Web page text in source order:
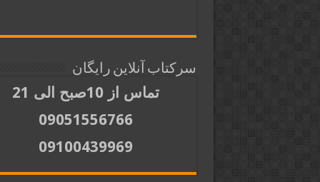
سرکتاب آنلاین رایگان
تماس از 10صبح الی 21
09051556766
09100439969